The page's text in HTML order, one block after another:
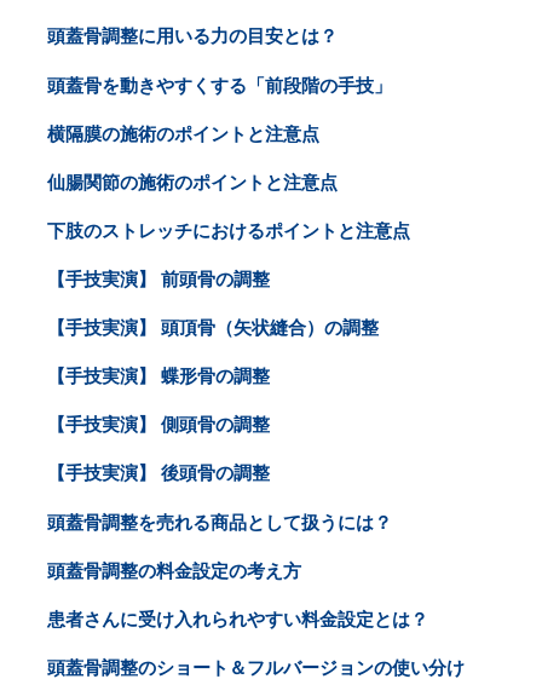
頭蓋骨調整に用いる力の目安とは？
頭蓋骨を動きやすくする「前段階の手技」
横隔膜の施術のポイントと注意点
仙腸関節の施術のポイントと注意点
下肢のストレッチにおけるポイントと注意点
【手技実演】 前頭骨の調整
【手技実演】 頭頂骨（矢状縫合）の調整
【手技実演】 蝶形骨の調整
【手技実演】 側頭骨の調整
【手技実演】 後頭骨の調整
頭蓋骨調整を売れる商品として扱うには？
頭蓋骨調整の料金設定の考え方
患者さんに受け入れられやすい料金設定とは？
頭蓋骨調整のショート＆フルバージョンの使い分け